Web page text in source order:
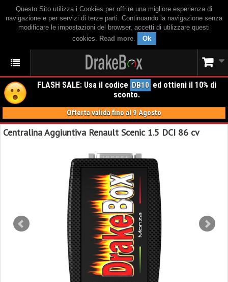
Questo Sito utilizza i Cookies per offrire una migliore esperienza di
navigazione e per servizi di terze parti. Continuando la navigazione senza
modificare le impostazioni del browser, accetti di utilizzare questi
cookies. Read more. Ok
FLASH SALE: Usa il codice DB10 ed ottieni il 10% di
sconto.
Offerta valida fino al 9 Agosto
Centralina Aggiuntiva Renault Scenic 1.5 DCI 86 cv